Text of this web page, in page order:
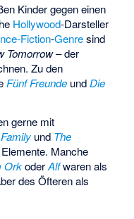
Kinder gegen einen
Hollywood-Darsteller
Fiction-Genresind
Tomorrow– der
Zu den
Fünf Freunde undDie
gerne mit
und The
Manche
OrkoderAlfwaren als
des Öfteren als